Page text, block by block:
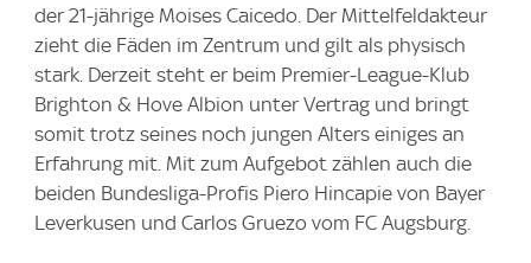
der 21-jährige Moises Caicedo. Der Mittelfeldakteur
zieht die Fäden im Zentrum und gilt als physisch
stark. Derzeit steht er beim Premier-League-Klub
Brighton & Hove Albion unter Vertrag und bringt
somit trotz seines noch jungen Alters einiges an
Erfahrung mit. Mit zum Aufgebot zählen auch die
beiden Bundesliga-Profis Piero Hincapie von Bayer
Leverkusen und Carlos Gruezo vom FC Augsburg.